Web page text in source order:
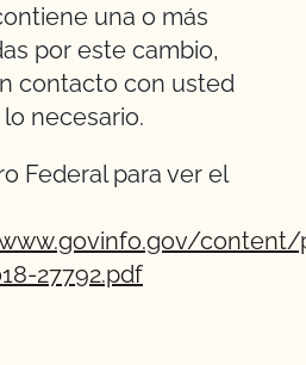
una o más
por este cambio,
contacto con usted
necesario.
Federal para ver el
content/
27792.pdf